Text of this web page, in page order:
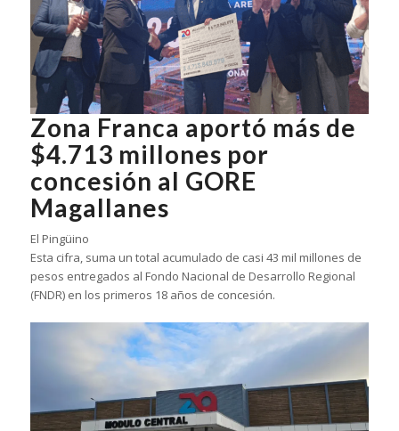
Zona Franca aportó más de
$4.713 millones por
concesión al GORE
Magallanes
El Pingüino
Esta cifra, suma un total acumulado de casi 43 mil millones de
pesos entregados al Fondo Nacional de Desarrollo Regional
(FNDR) en los primeros 18 años de concesión.